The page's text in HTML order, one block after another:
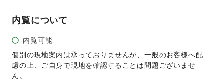
その他エンタメ・ガジェット
内覧について
内覧可能
個別の現地案内は承っておりませんが、一般のお客様へ配
慮の上、ご自身で現地を確認することは問題ございませ
ん。